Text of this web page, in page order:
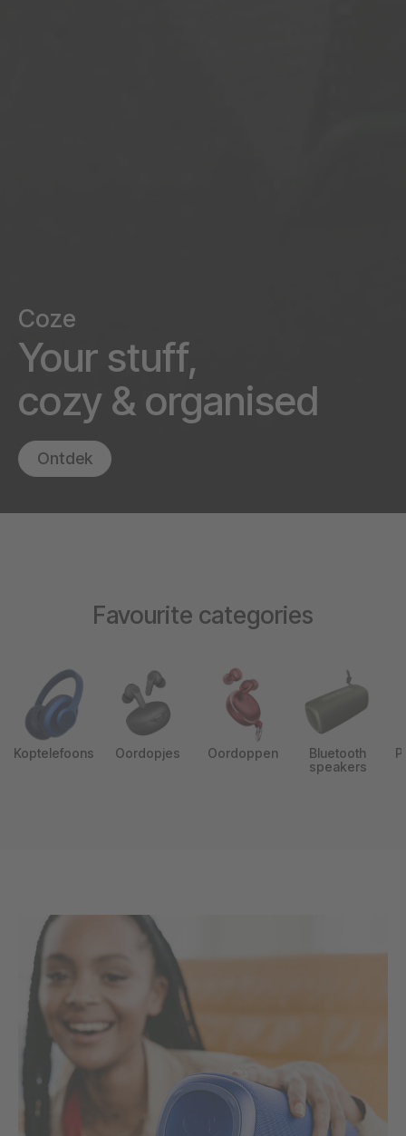
Coze
Your stuff,
cozy & organised
Ontdek
Favourite categories
Koptelefoons Oordopjes Oordoppen
Bluetooth
speakers